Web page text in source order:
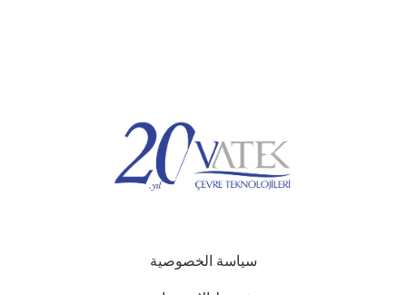
سياسة الخصوصية